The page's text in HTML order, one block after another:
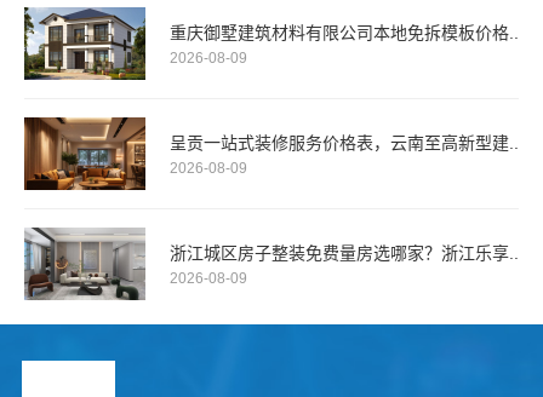
重庆御墅建筑材料有限公司本地免拆模板价格..
2026-08-09
呈贡一站式装修服务价格表，云南至高新型建..
2026-08-09
浙江城区房子整装免费量房选哪家？浙江乐享..
2026-08-09